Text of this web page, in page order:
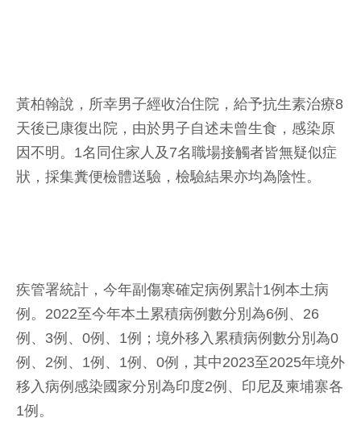
黃柏翰說，所幸男子經收治住院，給予抗生素治療8
天後已康復出院，由於男子自述未曾生食，感染原
因不明。1名同住家人及7名職場接觸者皆無疑似症
狀，採集糞便檢體送驗，檢驗結果亦均為陰性。
疾管署統計，今年副傷寒確定病例累計1例本土病
例。2022至今年本土累積病例數分別為6例、26
例、3例、0例、1例；境外移入累積病例數分別為0
例、2例、1例、1例、0例，其中2023至2025年境外
移入病例感染國家分別為印度2例、印尼及柬埔寨各
1例。